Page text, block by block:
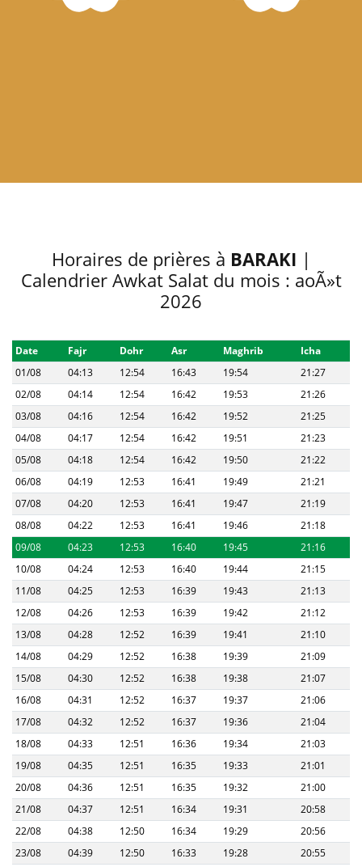
Horaires de prières à BARAKI |
Calendrier Awkat Salat du mois : aoÃ»t
2026
Date Fajr Dohr Asr Maghrib
Icha
01/08
04:13 12:54 16:43 19:54
21:27
02/08
04:14 12:54 16:42 19:53
21:26
03/08
04:16 12:54 16:42 19:52
21:25
04/08
04:17 12:54 16:42 19:51
21:23
05/08
04:18 12:54 16:42 19:50
21:22
06/08
04:19 12:53 16:41 19:49
21:21
07/08
04:20 12:53 16:41 19:47
21:19
08/08
04:22 12:53 16:41 19:46
21:18
09/08
04:23 12:53 16:40 19:45
21:16
10/08
04:24 12:53 16:40 19:44
21:15
11/08
04:25 12:53 16:39 19:43
21:13
12/08
04:26 12:53 16:39 19:42
21:12
13/08
04:28 12:52 16:39 19:41
21:10
14/08
04:29 12:52 16:38 19:39
21:09
15/08
04:30 12:52 16:38 19:38
21:07
16/08
04:31 12:52 16:37 19:37
21:06
17/08
04:32 12:52 16:37 19:36
21:04
18/08
04:33 12:51 16:36 19:34
21:03
19/08
04:35 12:51 16:35 19:33
21:01
20/08
04:36 12:51 16:35 19:32
21:00
21/08
04:37 12:51 16:34 19:31
20:58
22/08
04:38 12:50 16:34 19:29
20:56
23/08
04:39 12:50 16:33 19:28
20:55